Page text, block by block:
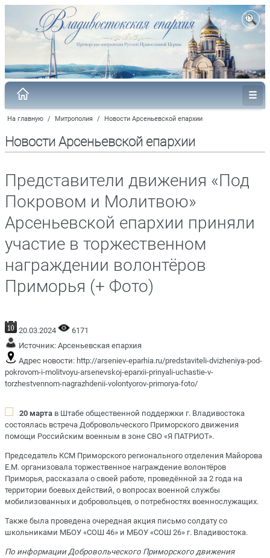
На главную / Митрополия / Новости Арсеньевской епархии
Новости Арсеньевской епархии
Представители движения «Под
Покровом и Молитвою»
Арсеньевской епархии приняли
участие в торжественном
награждении волонтёров
Приморья (+ Фото)
20.03.2024
6171
Источник: Арсеньевская епархия
Адрес новости: http://arseniev-eparhia.ru/predstaviteli-dvizheniya-pod-
pokrovom-i-molitvoyu-arsenevskoj-eparxii-prinyali-uchastie-v-
torzhestvennom-nagrazhdenii-volontyorov-primorya-foto/
20 марта в Штабе общественной поддержки г. Владивостока
состоялась встреча Добровольческого Приморского движения
помощи Российским военным в зоне СВО «Я ПАТРИОТ».
Председатель КСМ Приморского регионального отделения Майорова
Е.М. организовала торжественное награждение волонтёров
Приморья, рассказала о своей работе, проведённой за 2 года на
территории боевых действий, о вопросах военной службы
мобилизованных и добровольцев, о потребностях военнослужащих.
Также была проведена очередная акция письмо солдату со
школьниками МБОУ «СОШ 46» и МБОУ «СОШ 26» г. Владивостока.
По информации Добровольческого Приморского движения